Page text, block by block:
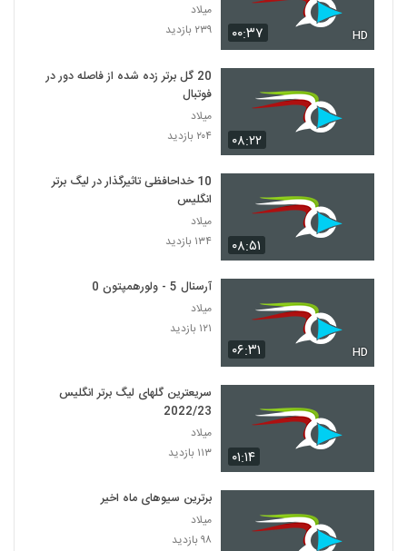
۰۰:۳۷ HD
میلاد
۲۳۹ بازدید
۰۸:۲۲
20 گل برتر زده شده از فاصله دور در
فوتبال
میلاد
۲۰۴ بازدید
۰۸:۵۱
10 خداحافظی تاثیرگذار در لیگ برتر
انگلیس
میلاد
۱۳۴ بازدید
۰۶:۳۱ HD
آرسنال 5 - ولورهمپتون 0
میلاد
۱۲۱ بازدید
۰۱:۱۴
سریعترین گلهای لیگ برتر انگلیس
2022/23
میلاد
۱۱۳ بازدید
برترین سیوهای ماه اخیر
میلاد
۹۸ بازدید